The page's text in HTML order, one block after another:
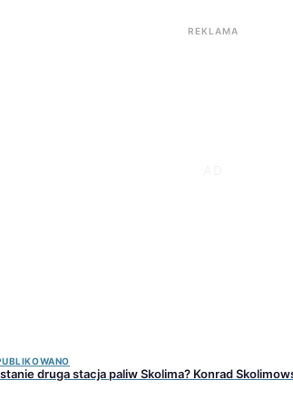
REKLAMA
druga stacja paliw Skolima? Konrad